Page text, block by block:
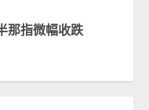
那指微幅收跌